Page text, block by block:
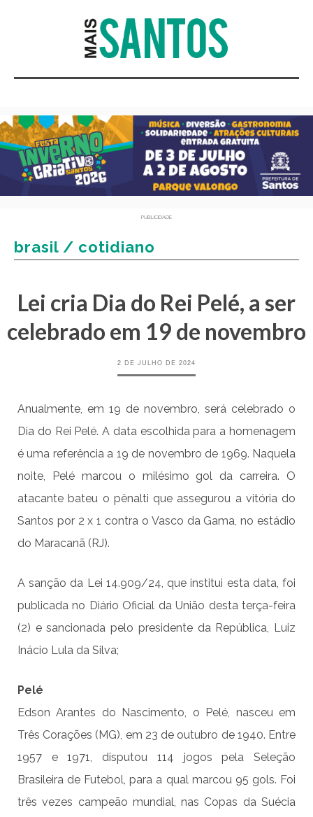
PUBLICIDADE
brasil / cotidiano
Lei cria Dia do Rei Pelé, a ser
celebrado em 19 de novembro
2 DE JULHO DE 2024
Anualmente, em 19 de novembro, será celebrado o
Dia do Rei Pelé. A data escolhida para a homenagem
é uma referência a 19 de novembro de 1969. Naquela
noite, Pelé marcou o milésimo gol da carreira. O
atacante bateu o pênalti que assegurou a vitória do
Santos por 2 x 1 contra o Vasco da Gama, no estádio
do Maracanã (RJ).
A sanção da Lei 14.909/24, que institui esta data, foi
publicada no Diário Oficial da União desta terça-feira
(2) e sancionada pelo presidente da República, Luiz
Inácio Lula da Silva;
Pelé
Edson Arantes do Nascimento, o Pelé, nasceu em
Três Corações (MG), em 23 de outubro de 1940. Entre
1957 e 1971, disputou 114 jogos pela Seleção
Brasileira de Futebol, para a qual marcou 95 gols. Foi
três vezes campeão mundial, nas Copas da Suécia